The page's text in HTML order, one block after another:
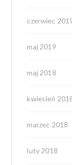
czerwiec
maj 2019
maj 2018
kwiecień
marzec 2018
luty 2018